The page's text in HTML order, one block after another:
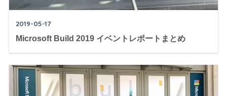
2019-05-17
Microsoft Build 2019 イベントレポートまとめ